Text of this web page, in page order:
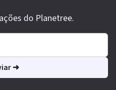
do Planetree.